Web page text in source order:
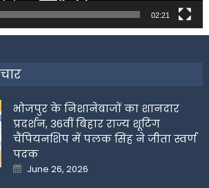
02:21
भोजपुर के निशानेबाजों का शानदार
प्रदर्शन, 36वीं बिहार राज्य शूटिंग
चैंपियनशिप में पलक सिंह ने जीता स्वर्ण
पदक
Posted
on
June 26, 2026